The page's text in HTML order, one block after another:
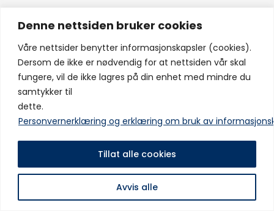
Denne nettsiden bruker cookies
Våre nettsider benytter informasjonskapsler (cookies).
Dersom de ikke er nødvendig for at nettsiden vår skal
fungere, vil de ikke lagres på din enhet med mindre du
samtykker til
dette.
Personvernerklæring og erklæring om bruk av
Avvis alle
Tillat alle cookies